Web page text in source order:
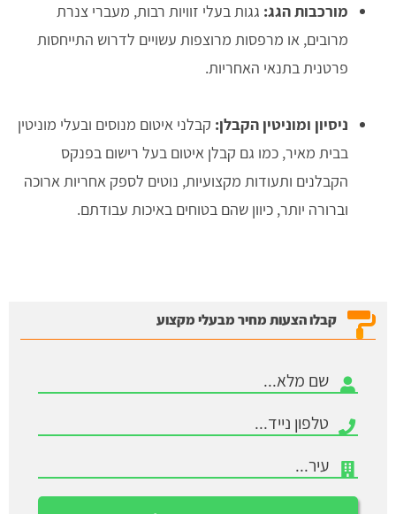
מורכבות הגג: גגות בעלי זוויות רבות, מעברי צנרת
מרובים, או מרפסות מרוצפות עשויים לדרוש התייחסות
פרטנית בתנאי האחריות.
ניסיון ומוניטין הקבלן: קבלני איטום מנוסים ובעלי מוניטין
בבית מאיר, כמו גם קבלן איטום בעל רישום בפנקס
הקבלנים ותעודות מקצועיות, נוטים לספק אחריות ארוכה
וברורה יותר, כיוון שהם בטוחים באיכות עבודתם.
קבלו הצעות מחיר מבעלי מקצוע